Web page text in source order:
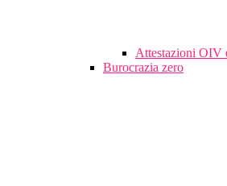
Attestazioni OIV
Burocrazia zero